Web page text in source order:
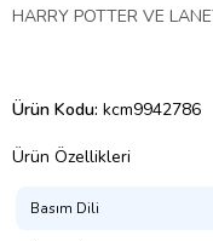
HARRY POTTER VE
Ürün Kodu: kcm9942786
Ürün Özellikleri
Basım Dili